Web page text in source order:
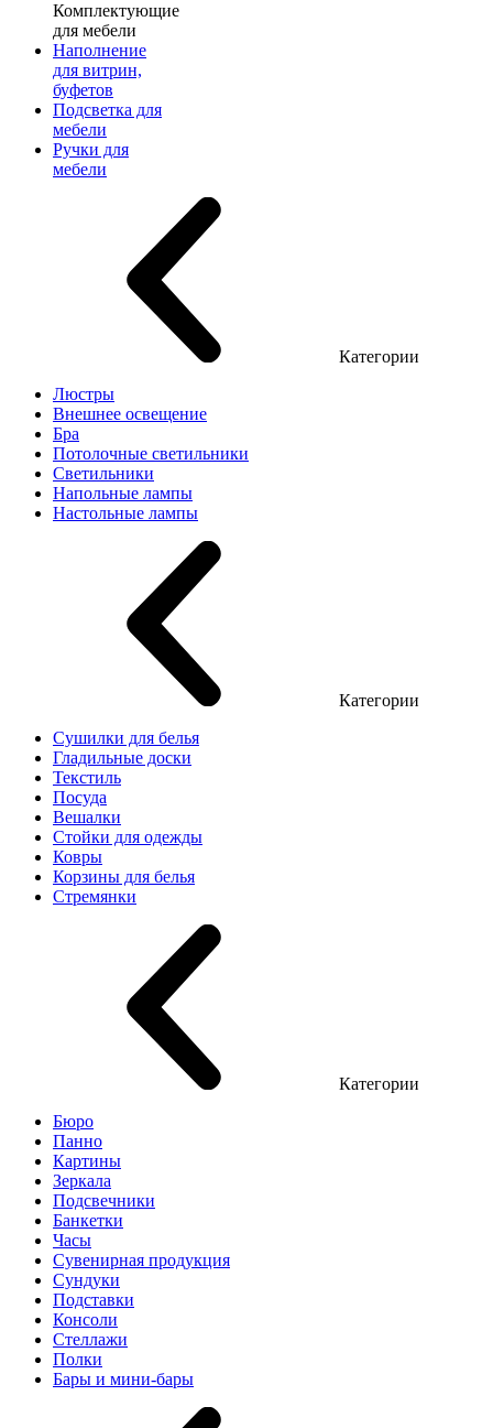
Комплектующие
для мебели
Наполнение
для витрин,
буфетов
Подсветка для
мебели
Ручки для
мебели
Категории
Люстры
Внешнее освещение
Бра
Потолочные светильники
Светильники
Напольные лампы
Настольные лампы
Категории
Сушилки для белья
Гладильные доски
Текстиль
Посуда
Вешалки
Стойки для одежды
Ковры
Корзины для белья
Стремянки
Категории
Бюро
Панно
Картины
Зеркала
Подсвечники
Банкетки
Часы
Сувенирная продукция
Сундуки
Подставки
Консоли
Стеллажи
Полки
Бары и мини-бары